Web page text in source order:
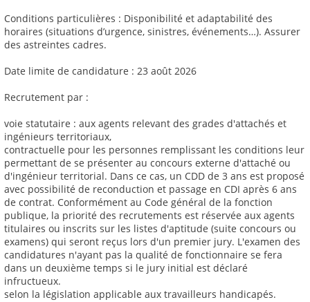
Conditions particulières : Disponibilité et adaptabilité des
horaires (situations d’urgence, sinistres, événements…). Assurer
des astreintes cadres.
Date limite de candidature : 23 août 2026
Recrutement par :
voie statutaire : aux agents relevant des grades d'attachés et
ingénieurs territoriaux,
contractuelle pour les personnes remplissant les conditions leur
permettant de se présenter au concours externe d'attaché ou
d'ingénieur territorial. Dans ce cas, un CDD de 3 ans est proposé
avec possibilité de reconduction et passage en CDI après 6 ans
de contrat. Conformément au Code général de la fonction
publique, la priorité des recrutements est réservée aux agents
titulaires ou inscrits sur les listes d'aptitude (suite concours ou
examens) qui seront reçus lors d'un premier jury. L'examen des
candidatures n'ayant pas la qualité de fonctionnaire se fera
dans un deuxième temps si le jury initial est déclaré
infructueux.
selon la législation applicable aux travailleurs handicapés.